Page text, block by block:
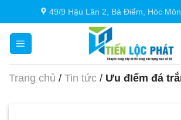
đến
dung
49/9 Hậu Lân 2, Bà Điểm, Hóc
Trang chủ / Tin tức / Ưu đIểm đá